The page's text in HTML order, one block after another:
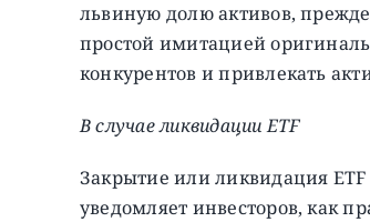
львиную долю активов,
простой имитацией
конкурентов и привлекать
В случае ликвидации ETF
Закрытие или ликвидация
уведомляет инвесторов, как